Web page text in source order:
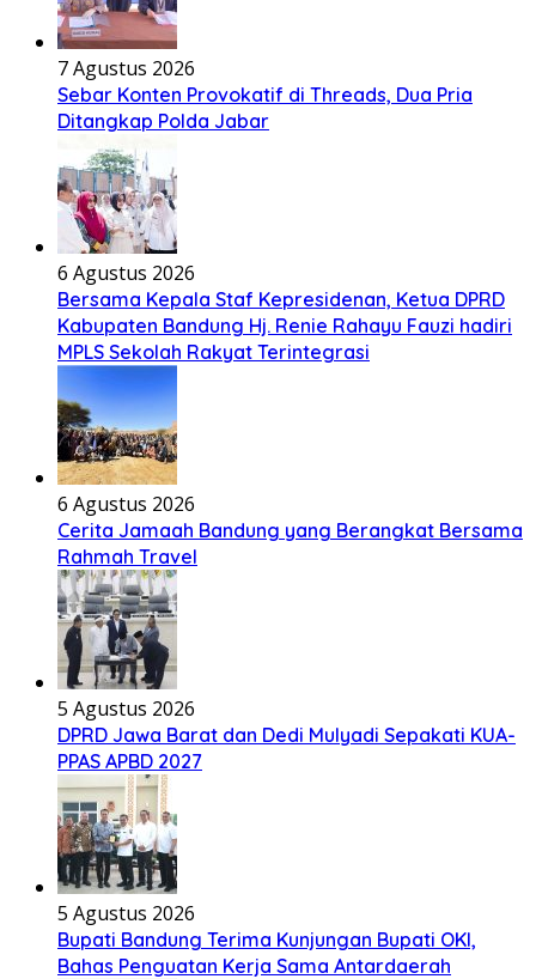
7 Agustus 2026
Sebar Konten Provokatif di Threads, Dua Pria
Ditangkap Polda Jabar
6 Agustus 2026
Bersama Kepala Staf Kepresidenan, Ketua DPRD
Kabupaten Bandung Hj. Renie Rahayu Fauzi hadiri
MPLS Sekolah Rakyat Terintegrasi
6 Agustus 2026
Cerita Jamaah Bandung yang Berangkat Bersama
Rahmah Travel
5 Agustus 2026
DPRD Jawa Barat dan Dedi Mulyadi Sepakati KUA-
PPAS APBD 2027
5 Agustus 2026
Bupati Bandung Terima Kunjungan Bupati OKI,
Bahas Penguatan Kerja Sama Antardaerah